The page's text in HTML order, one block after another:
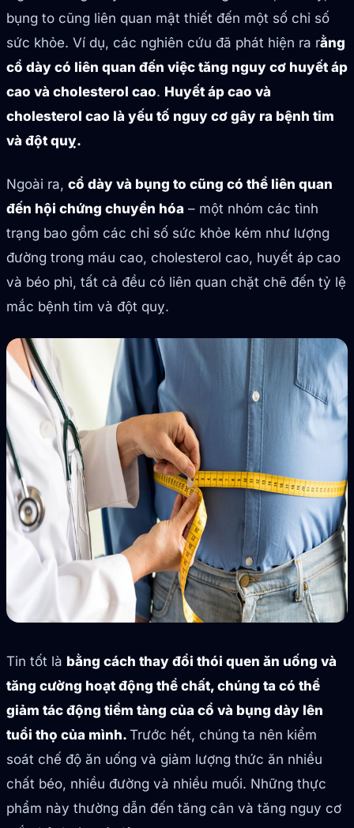
bụng to cũng liên quan mật thiết đến một số chỉ số
sức khỏe. Ví dụ, các nghiên cứu đã phát hiện ra rằng
cổ dày có liên quan đến việc tăng nguy cơ huyết áp
cao và cholesterol cao. Huyết áp cao và
cholesterol cao là yếu tố nguy cơ gây ra bệnh tim
và đột quỵ.
Ngoài ra, cổ dày và bụng to cũng có thể liên quan
đến hội chứng chuyển hóa – một nhóm các tình
trạng bao gồm các chỉ số sức khỏe kém như lượng
đường trong máu cao, cholesterol cao, huyết áp cao
và béo phì, tất cả đều có liên quan chặt chẽ đến tỷ lệ
mắc bệnh tim và đột quỵ.
Tin tốt là bằng cách thay đổi thói quen ăn uống và
tăng cường hoạt động thể chất, chúng ta có thể
giảm tác động tiềm tàng của cổ và bụng dày lên
tuổi thọ của mình. Trước hết, chúng ta nên kiểm
soát chế độ ăn uống và giảm lượng thức ăn nhiều
chất béo, nhiều đường và nhiều muối. Những thực
phẩm này thường dẫn đến tăng cân và tăng nguy cơ